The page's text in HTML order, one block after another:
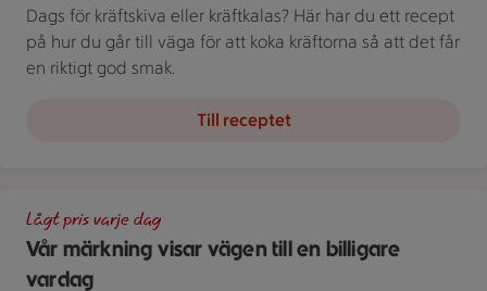
Dags för kräftskiva eller kräftkalas? Här har du ett recept
på hur du går till väga för att koka kräftorna så att det får
en riktigt god smak.
Till receptet
Vår märkning visar vägen till en billigare
vardag
Lågt pris varje dag